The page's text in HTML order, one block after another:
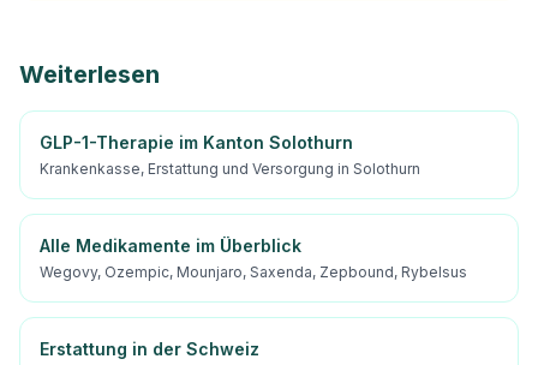
Weiterlesen
GLP-1-Therapie im Kanton Solothurn
Krankenkasse, Erstattung und Versorgung in Solothurn
Alle Medikamente im Überblick
Wegovy, Ozempic, Mounjaro, Saxenda, Zepbound, Rybelsus
Erstattung in der Schweiz